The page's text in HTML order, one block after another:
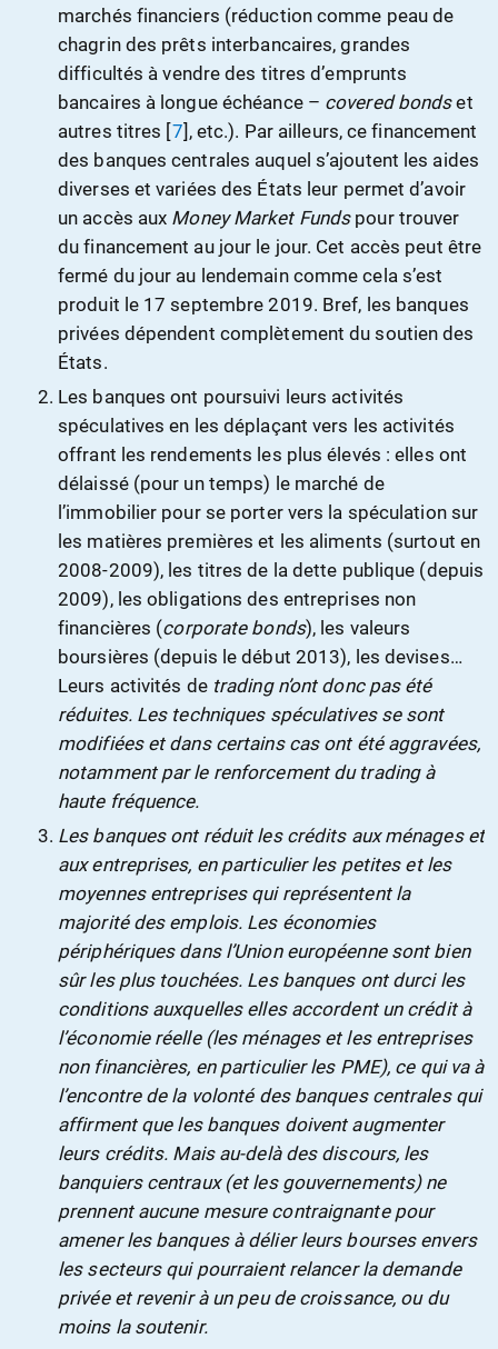
marchés financiers (réduction comme peau de
chagrin des prêts interbancaires, grandes
difficultés à vendre des titres d’emprunts
bancaires à longue échéance – covered bondset
autres titres [7], etc.). Par ailleurs, ce financement
des banques centrales auquel s’ajoutent les aides
diverses et variées des États leur permet d’avoir
un accès aux Money Market Fundspour trouver
du financement au jour le jour. Cet accès peut être
fermé du jour au lendemain comme cela s’est
produit le 17 septembre 2019. Bref, les banques
privées dépendent complètement du soutien des
États.
Les banques ont poursuivi leurs activités
spéculatives en les déplaçant vers les activités
offrant les rendements les plus élevés : elles ont
délaissé (pour un temps) le marché de
l’immobilier pour se porter vers la spéculation sur
les matières premières et les aliments (surtout en
2008-2009), les titres de la dette publique (depuis
2009), lesobligations des entreprises non
financières (corporate bonds), les valeurs
boursières (depuis le début 2013), les devises…
Leurs activités de tradingn’ont donc pas été
réduites. Les techniques spéculatives se sont
modifiées et dans certains cas ont été aggravées,
notamment par le renforcement du trading à
haute fréquence.
Les banques ont réduit les crédits aux ménages et
aux entreprises, en particulier les petites et les
moyennes entreprises qui représentent la
majorité des emplois. Les économies
périphériques dans l’Union européenne sont bien
sûr les plus touchées. Les banques ont durci les
conditions auxquelles elles accordent un crédit à
l’économie réelle (les ménages et les entreprises
non financières, en particulier les PME), ce qui va à
l’encontre de la volonté des banques centrales qui
affirment que les banques doivent augmenter
leurs crédits. Mais au-delà des discours, les
banquiers centraux (et les gouvernements) ne
prennent aucune mesure contraignante pour
amener les banques à délier leurs bourses envers
les secteurs qui pourraient relancer la demande
privée et revenir à un peu de croissance, ou du
moins la soutenir.